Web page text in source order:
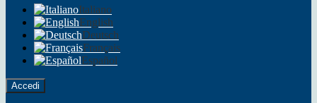
Italiano
English
Deutsch
Français
Español
Accedi